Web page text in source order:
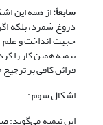
سابعاً:از همه این
دروغ شمرد، بلکه
قرائن کافی بر
اشکال سوم :